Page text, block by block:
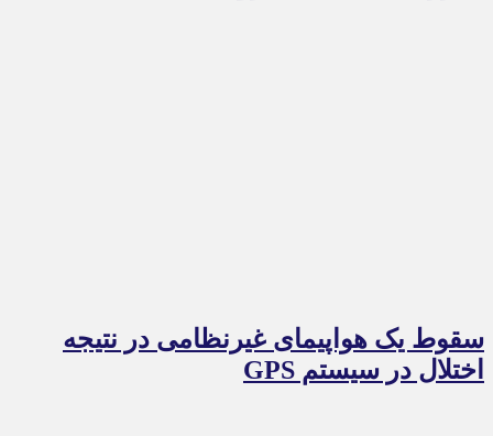
سقوط یک هواپیمای غیرنظامی در نتیجه
اختلال در سیستم‌ GPS